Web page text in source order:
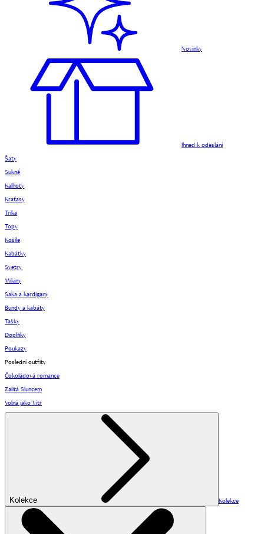
Novinky
Ihned k odeslání
Šaty
Sukně
Kalhoty
Kraťasy
Trika
Topy
Košile
Kabátky
Svetry
Mikiny
Saka a kardigany
Bundy a kabáty
Tašky
Doplňky
Poukazy
Poslední outfity
Čokoládová romance
Zalitá Sluncem
Volná jako Vítr
Kolekce Kolekce